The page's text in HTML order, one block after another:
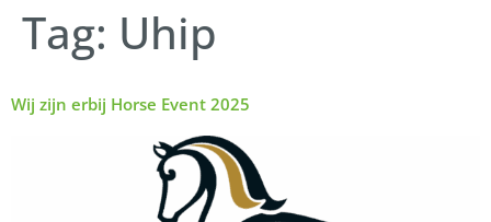
Tag: Uhip
Wij zijn erbij Horse Event 2025